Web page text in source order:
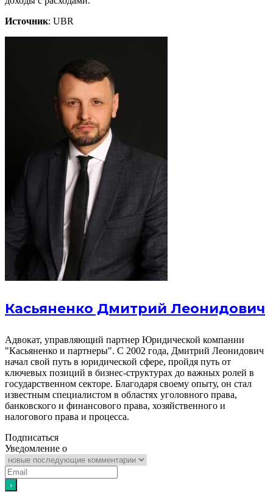
Источник: UBR
Касьяненко Дмитрий Леонидович
Адвокат, управляющий партнер Юридической компании
"Касьяненко и партнеры". С 2002 года, Дмитрий Леонидович
начал свой путь в юридической сфере, пройдя путь от
ключевых позиций в бизнес-структурах до важных ролей в
государственном секторе. Благодаря своему опыту, он стал
известным специалистом в областях уголовного права,
банковского и финансового права, хозяйственного и
налогового права и процесса.
Подписаться
Уведомление о